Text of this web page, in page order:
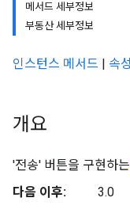
메서드 세부정보
부동산 세부정보
인스턴스 메서드 | 속성
개요
'전송' 버튼을 구현하는
다음 이후:
3.0